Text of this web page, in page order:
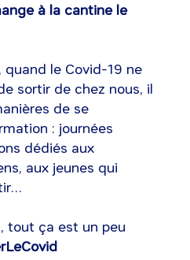
à la cantine le
le Covid-19 ne
sortir de chez nous, il
de se
: journées
dédiés aux
aux jeunes qui
tout ça est un peu